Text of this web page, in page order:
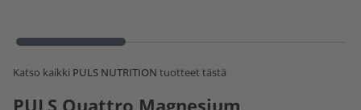
Katso kaikki PULS NUTRITION tuotteet tästä